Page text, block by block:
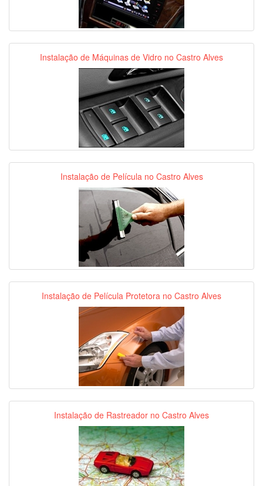
Instalação de Máquinas de Vidro no Castro Alves
Instalação de Película no Castro Alves
Instalação de Película Protetora no Castro Alves
Instalação de Rastreador no Castro Alves